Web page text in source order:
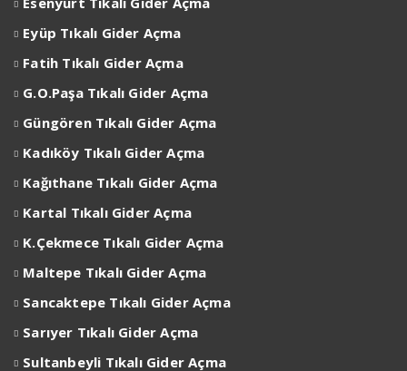
Eyüp Tıkalı Gider Açma
Fatih Tıkalı Gider Açma
G.O.Paşa Tıkalı Gider Açma
Güngören Tıkalı Gider Açma
Kadıköy Tıkalı Gider Açma
Kağıthane Tıkalı Gider Açma
Kartal Tıkalı Gider Açma
K.Çekmece Tıkalı Gider Açma
Maltepe Tıkalı Gider Açma
Sancaktepe Tıkalı Gider Açma
Sarıyer Tıkalı Gider Açma
Sultanbeyli Tıkalı Gider Açma